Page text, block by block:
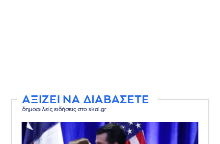
ΑΞΙΖΕΙ ΝΑ ΔΙΑΒΑΣΕΤΕ
δημοφιλείς ειδήσεις στο skai.gr